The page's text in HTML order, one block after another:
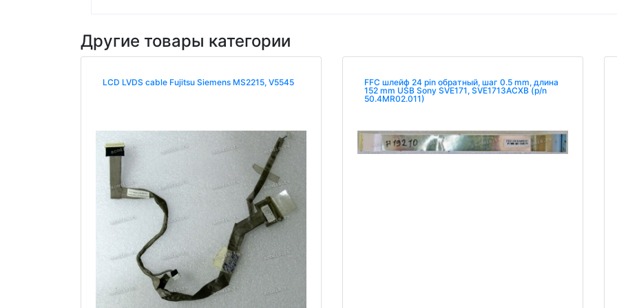
Другие товары категории
LCD LVDS cable Fujitsu Siemens MS2215, V5545
FFC шлейф 24 pin обратный, шаг 0.5 mm, длина
152 mm USB Sony SVE171, SVE1713ACXB (p/n
50.4MR02.011)